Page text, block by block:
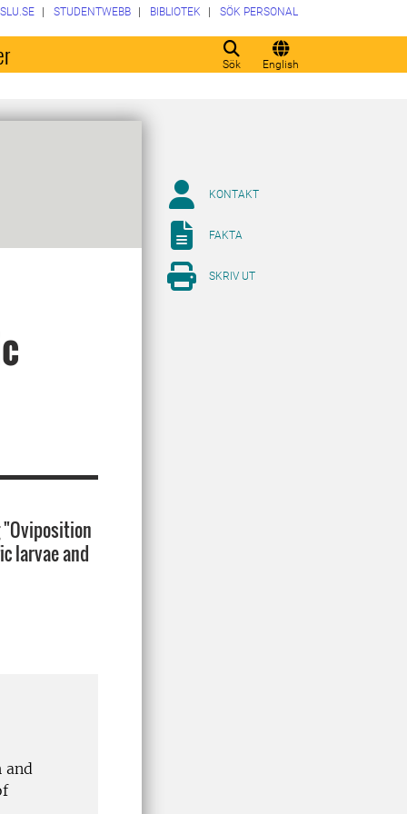
Sök English
SLU.SE STUDENTWEBB BIBLIOTEK SÖK PERSONAL
larvae and
and
KONTAKT
FAKTA
SKRIV UT